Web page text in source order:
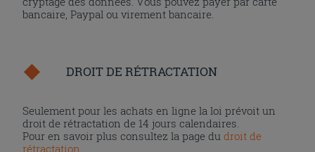
bancaire, Paypal ou virement bancaire.
DROIT DE RÉTRACTATION
Seulement pour les achats en ligne la loi prévoit un
droit de rétractation de 14 jours calendaires.
Pour en savoir plus consultez la page dudroit de
rétractation